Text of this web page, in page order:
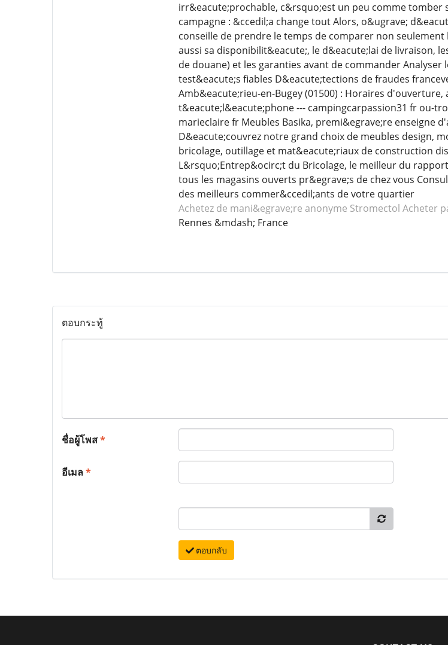
irr&eacute;prochable, c&rsquo;est un peu comme
campagne : &ccedil;a change tout Alors, o&ugrave;
conseille de prendre le temps de comparer non
aussi sa disponibilit&eacute;, le d&eacute;lai de livraison,
de douane) et les garanties avant de commander
test&eacute;s fiables D&eacute;tections de fraudes
Amb&eacute;rieu-en-Bugey (01500) : Horaires
t&eacute;l&eacute;phone --- campingcarpassion31 fr ou-
marieclaire fr Meubles Basika, premi&egrave;re enseigne
D&eacute;couvrez notre grand choix de meubles design,
bricolage, outillage et mat&eacute;riaux de construction
L&rsquo;Entrep&ocirc;t du Bricolage, le meilleur du
tous les magasins ouverts pr&egrave;s de chez vous
des meilleurs commer&ccedil;ants de votre quartier
Achetez de mani&egrave;re anonyme Stromectol Acheter
Rennes &mdash; France
ตอบกระทู้
ชื่อผู้โพส*
อีเมล*
ตอบกลับ